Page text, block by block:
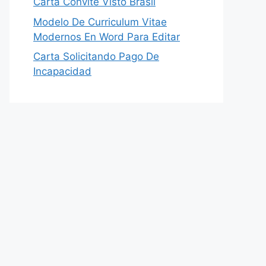
Modelo De Curriculum Vitae
Modernos En Word Para Editar
Carta Solicitando Pago De
Incapacidad